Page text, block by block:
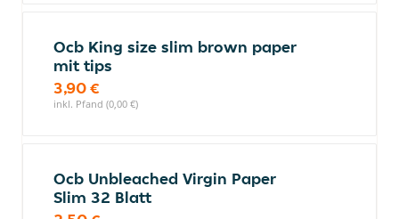
Ocb King size slim brown paper
mit tips
3,90 €
inkl. Pfand (0,00 €)
Ocb Unbleached Virgin Paper
Slim 32 Blatt